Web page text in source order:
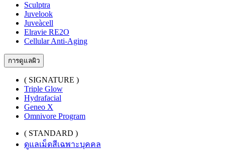
Sculptra
Juvelook
Juveàcell
Elravie RE2O
Cellular Anti-Aging
การดูแลผิว
( SIGNATURE )
Triple Glow
Hydrafacial
Geneo X
Omnivore Program
( STANDARD )
ดูแลเม็ดสีเฉพาะบุคคล